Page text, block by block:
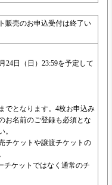
売のお申込受付は終了い
24日（日）23:59を予定して
でとなります。4枚お申込み
お名前のご登録も必須とな
。
チケットや譲渡チケットの
ケットではなく通常のチ